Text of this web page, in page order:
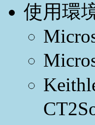
使用環